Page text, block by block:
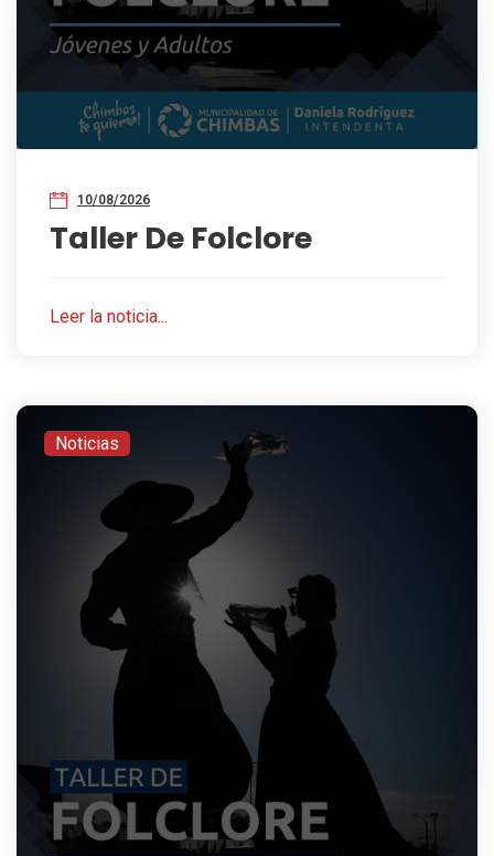
10/08/2026
Taller De Folclore
Leer la noticia...
Noticias